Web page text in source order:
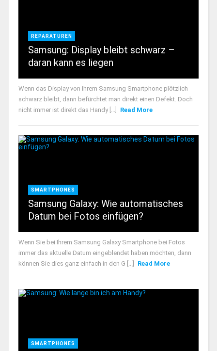
REPARATUREN
Samsung: Display bleibt schwarz –
daran kann es liegen
Wenn das Display von Ihrem Samsung Smartphone plötzlich
schwarz bleibt, dann befürchtet man direkt einen Defekt. Doch
nicht immer ist direkt das Handy [...]
Read More
SMARTPHONES
Samsung Galaxy: Wie automatisches
Datum bei Fotos einfügen?
Wenn Sie bei Ihrem Samsung Galaxy Smartphone bei Fotos
immer das aktuelle Datum eingeblendet haben möchten, dann
können Sie dies ganz einfach in den G [...]
Read More
SMARTPHONES